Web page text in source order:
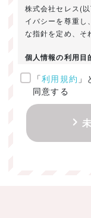
株式会社セレス(
イバシーを尊重し
な指針を定め、そ
個人情報の利用目
ご提供いただきま
たします。
・お問い合わせ
・当社のお客様向
・本人確認
・サービスの開
「利用規約
同意する